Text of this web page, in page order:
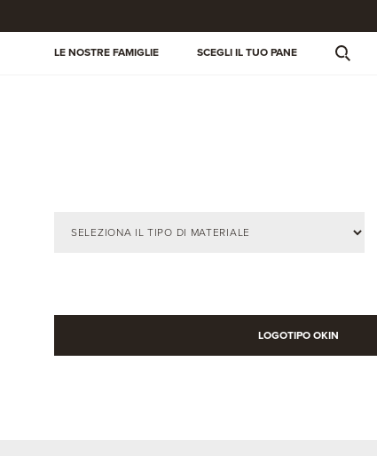
LE NOSTRE FAMIGLIE SCEGLI IL TUO PANE
LOGOTIPO OKIN